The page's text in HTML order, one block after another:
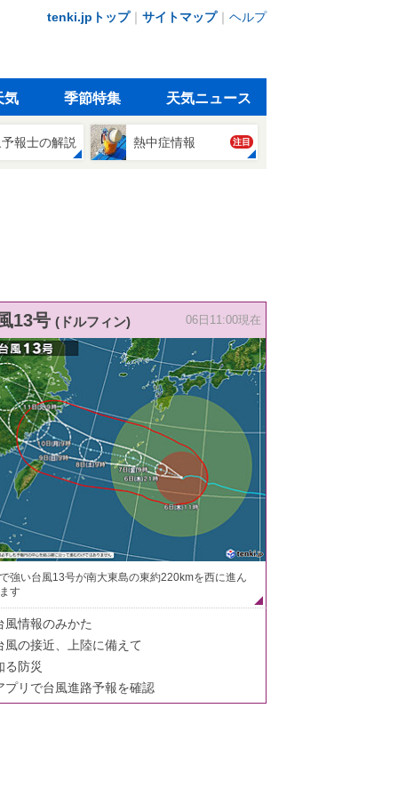
tenki.jpトップ｜ サイトマップ｜ ヘルプ
気 季節特集 天気ニュース
報士の解説 熱中症情報 注目
13号 (ドルフィン) 06日11:00現在
強い台風13号が南大東島の東約220kmを西に進ん
す
風情報のみかた
風の接近、上陸に備えて
る防災
プリで台風進路予報を確認